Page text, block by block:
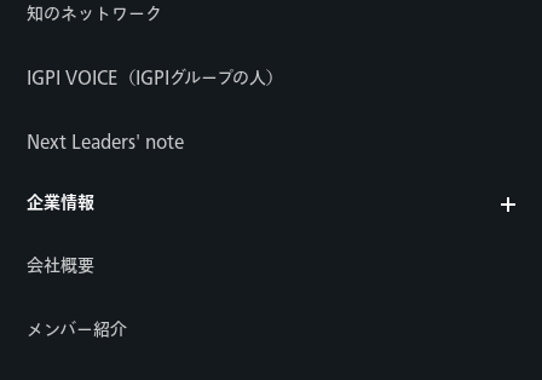
知のネットワーク
IGPI VOICE（IGPIグループの人）
Next Leaders' note
企業情報
会社概要
メンバー紹介